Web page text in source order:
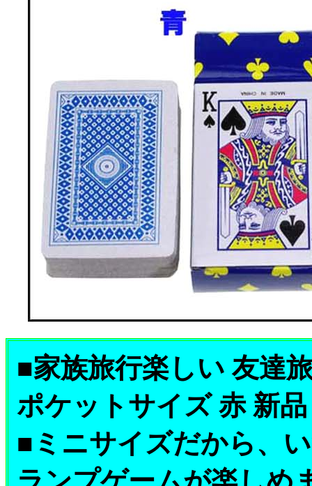
■家族旅行楽しい 友達
ポケットサイズ 赤 新品
■ミニサイズだから、